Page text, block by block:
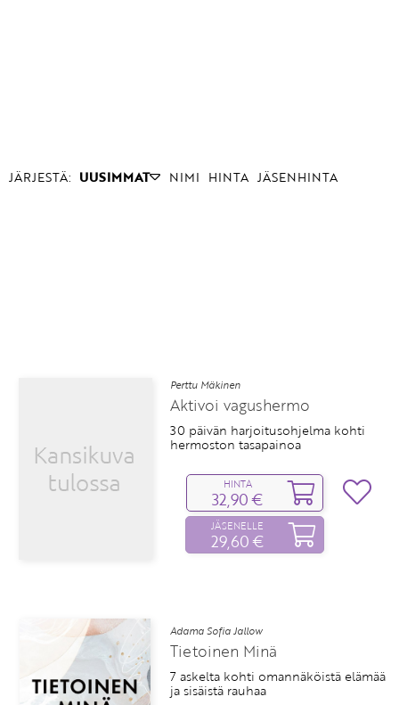
JÄRJESTÄ: UUSIMMAT NIMI HINTA JÄSENHINTA
Perttu Mäkinen
Aktivoi vagushermo
30 päivän harjoitusohjelma kohti
hermoston tasapainoa
HINTA
32,90 €
JÄSENELLE
29,60 €
Adama Sofia Jallow
Tietoinen Minä
7 askelta kohti omannäköistä elämää
ja sisäistä rauhaa